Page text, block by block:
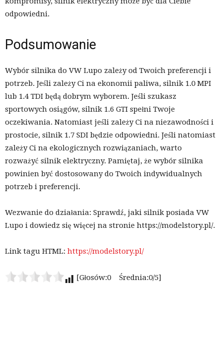
odpowiedni.
Podsumowanie
Wybór silnika do VW Lupo zależy od Twoich preferencji i
potrzeb. Jeśli zależy Ci na ekonomii paliwa, silnik 1.0 MPI
lub 1.4 TDI będą dobrym wyborem. Jeśli szukasz
sportowych osiągów, silnik 1.6 GTI spełni Twoje
oczekiwania. Natomiast jeśli zależy Ci na niezawodności i
prostocie, silnik 1.7 SDI będzie odpowiedni. Jeśli natomiast
zależy Ci na ekologicznych rozwiązaniach, warto
rozważyć silnik elektryczny. Pamiętaj, że wybór silnika
powinien być dostosowany do Twoich indywidualnych
potrzeb i preferencji.
Wezwanie do działania: Sprawdź, jaki silnik posiada VW
Lupo i dowiedz się więcej na stronie https://modelstory.pl/.
Link tagu HTML: https://modelstory.pl/
[Głosów:0 Średnia:0/5]